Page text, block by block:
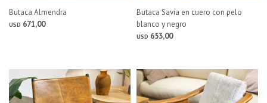
Butaca Almendra
USD 671,00
Butaca Savia en cuero con pelo
blanco y negro
USD 653,00